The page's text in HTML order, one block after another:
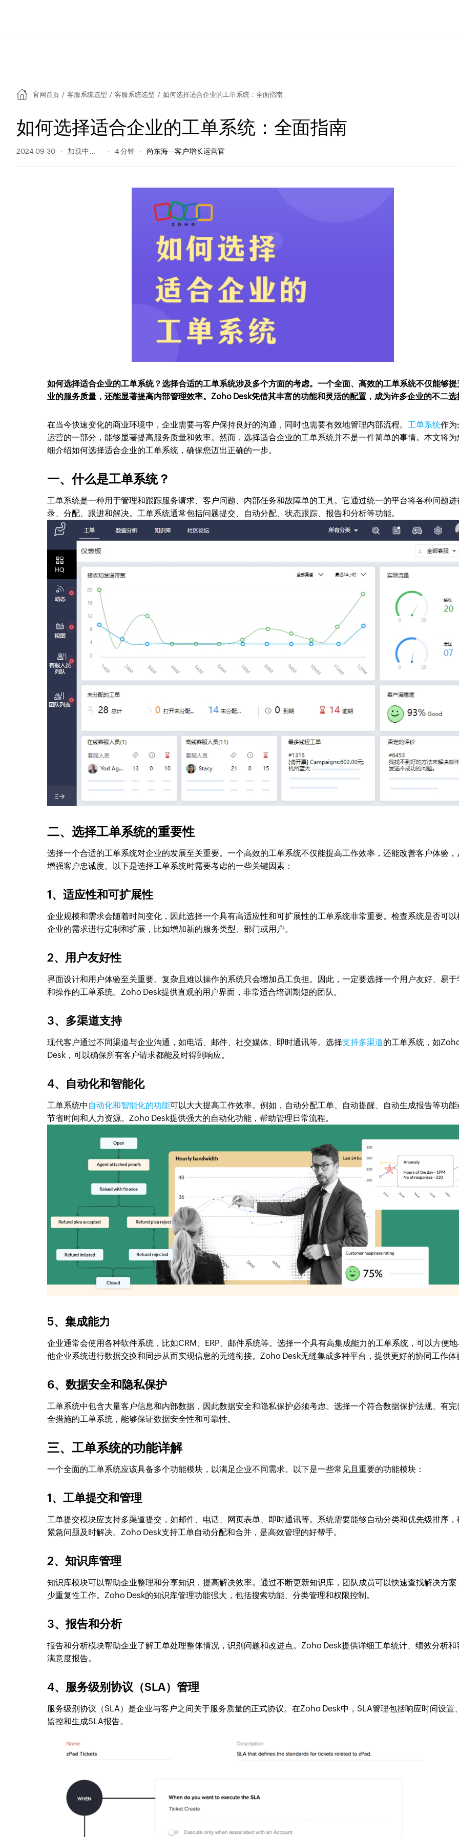
官网首页 / 客服系统选型 / 客服系统选型 / 如何选择适合企业的工单系统：全面指南
如何选择适合企业的工单系统：全面指南
2024-09-30 146 阅读量 4 分钟 尚东海—客户增长运营官
如何选择适合企业的工单系统？选择合适的工单系统涉及多个方面的考虑。一个全面、高效的工单系统不仅能够提
业的服务质量，还能显著提高内部管理效率。Zoho Desk凭借其丰富的功能和灵活的配置，成为许多企业的不二选
在当今快速变化的商业环境中，企业需要与客户保持良好的沟通，同时也需要有效地管理内部流程。 工单系统作为
运营的一部分，能够显著提高服务质量和效率。然而，选择适合企业的工单系统并不是一件简单的事情。本文将为
细介绍如何选择适合企业的工单系统，确保您迈出正确的一步。
一、什么是工单系统？
工单系统是一种用于管理和跟踪服务请求、客户问题、内部任务和故障单的工具。它通过统一的平台将各种问题进
录、分配、跟进和解决。工单系统通常包括问题提交、自动分配、状态跟踪、报告和分析等功能。
二、选择工单系统的重要性
选择一个合适的工单系统对企业的发展至关重要。一个高效的工单系统不仅能提高工作效率，还能改善客户体验，
增强客户忠诚度。以下是选择工单系统时需要考虑的一些关键因素：
1、适应性和可扩展性
企业规模和需求会随着时间变化，因此选择一个具有高适应性和可扩展性的工单系统非常重要。检查系统是否可以
企业的需求进行定制和扩展，比如增加新的服务类型、部门或用户。
2、用户友好性
界面设计和用户体验至关重要。复杂且难以操作的系统只会增加员工负担。因此，一定要选择一个用户友好、易于
和操作的工单系统。Zoho Desk提供直观的用户界面，非常适合培训期短的团队。
3、多渠道支持
现代客户通过不同渠道与企业沟通，如电话、邮件、社交媒体、即时通讯等。选择支持多渠道的工单系统，如
Desk，可以确保所有客户请求都能及时得到响应。
4、自动化和智能化
工单系统中 自动化和智能化的功能可以大大提高工作效率。例如，自动分配工单、自动提醒、自动生成报告等功能
节省时间和人力资源。Zoho Desk提供强大的自动化功能，帮助管理日常流程。
5、集成能力
企业通常会使用各种软件系统，比如CRM、ERP、邮件系统等。选择一个具有高集成能力的工单系统，可以方便
他企业系统进行数据交换和同步从而实现信息的无缝衔接。Zoho Desk无缝集成多种平台，提供更好的协同工作体
6、数据安全和隐私保护
工单系统中包含大量客户信息和内部数据，因此数据安全和隐私保护必须考虑。选择一个符合数据保护法规、有完
全措施的工单系统，能够保证数据安全性和可靠性。
三、工单系统的功能详解
一个全面的工单系统应该具备多个功能模块，以满足企业不同需求。以下是一些常见且重要的功能模块：
1、工单提交和管理
工单提交模块应支持多渠道提交，如邮件、电话、网页表单、即时通讯等。系统需要能够自动分类和优先级排序，
紧急问题及时解决。Zoho Desk支持工单自动分配和合并，是高效管理的好帮手。
2、知识库管理
知识库模块可以帮助企业整理和分享知识，提高解决效率。通过不断更新知识库，团队成员可以快速查找解决方案
少重复性工作。Zoho Desk的知识库管理功能强大，包括搜索功能、分类管理和权限控制。
3、报告和分析
报告和分析模块帮助企业了解工单处理整体情况，识别问题和改进点。Zoho Desk提供详细工单统计、绩效分析和
满意度报告。
4、服务级别协议（SLA）管理
服务级别协议（SLA）是企业与客户之间关于服务质量的正式协议。在Zoho Desk中，SLA管理包括响应时间设置
监控和生成SLA报告。